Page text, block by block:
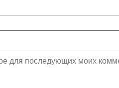
для последующих моих